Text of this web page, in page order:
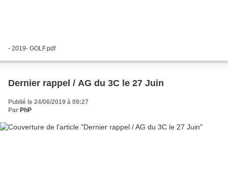
- 2019- GOLF.pdf
Dernier rappel / AG du 3C le 27 Juin
Publié le 24/06/2019 à 09:27
Par PhP